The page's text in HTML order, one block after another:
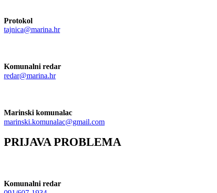
Protokol
tajnica@marina.hr
Komunalni redar
redar@marina.hr
Marinski komunalac
marinski.komunalac@gmail.com
PRIJAVA PROBLEMA
Komunalni redar